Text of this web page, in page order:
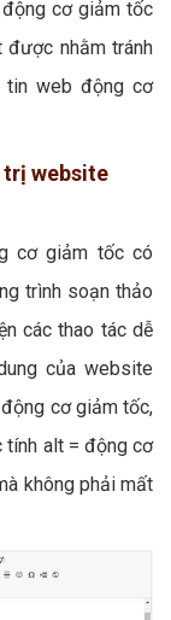
cơ giảm tốc
được nhằm tránh
web động cơ
trị website
cơ giảm tốc có
trình soạn thảo
các thao tác dễ
của website
cơ giảm tốc,
tính alt = động cơ
không phải mất